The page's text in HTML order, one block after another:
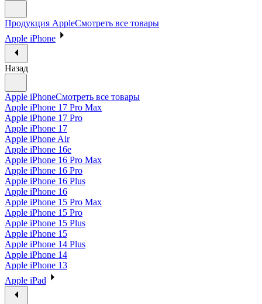
Продукция AppleСмотреть все товары
Apple iPhone
Назад
Apple iPhoneСмотреть все товары
Apple iPhone 17 Pro Max
Apple iPhone 17 Pro
Apple iPhone 17
Apple iPhone Air
Apple iPhone 16e
Apple iPhone 16 Pro Max
Apple iPhone 16 Pro
Apple iPhone 16 Plus
Apple iPhone 16
Apple iPhone 15 Pro Max
Apple iPhone 15 Pro
Apple iPhone 15 Plus
Apple iPhone 15
Apple iPhone 14 Plus
Apple iPhone 14
Apple iPhone 13
Apple iPad